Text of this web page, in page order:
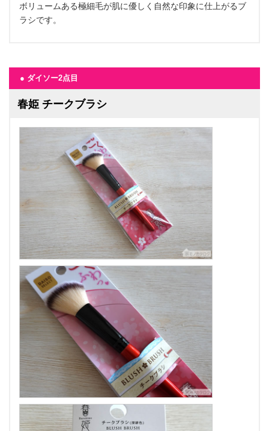
ボリュームある極細毛が肌に優しく自然な印象に仕上がるブ
ラシです。
● ダイソー2点目
春姫 チークブラシ